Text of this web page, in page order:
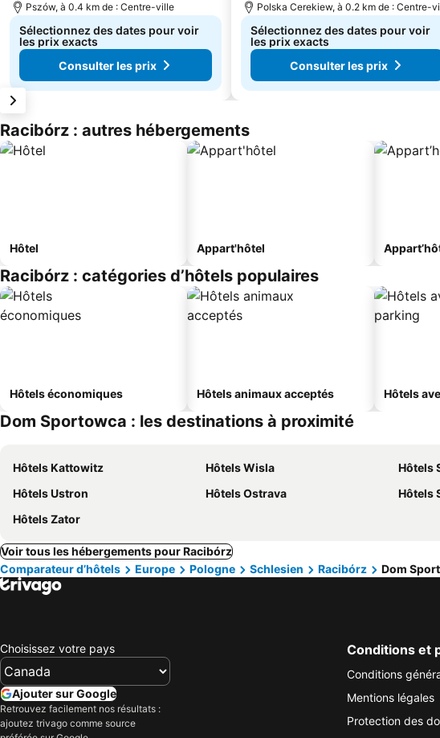
Pszów, à 0.4 km de : Centre-ville
Sélectionnez des dates pour voir
les prix exacts
Consulter les prix
Polska Cerekiew, à 0.2 km de : Centre-
Sélectionnez des dates pour voir
les prix exacts
Consulter les prix
Racibórz : autres hébergements
Hôtel Appart'hôtel
Racibórz : catégories d’hôtels populaires
Hôtels économiques Hôtels animaux acceptés Hôtels
Dom Sportowca : les destinations à proximité
Hôtels Kattowitz Hôtels Wisla Hôtels
Hôtels Ustron
Hôtels Ostrava Hôtels
Hôtels Zator
Voir tous les hébergements pour Racibórz
Comparateur d’hôtels
Europe Pologne Schlesien Racibórz Dom
Choisissez votre pays
Ajouter sur Google
Retrouvez facilement nos résultats :
ajoutez trivago comme source
Conditions et
Conditions
Mentions légales
Protection des